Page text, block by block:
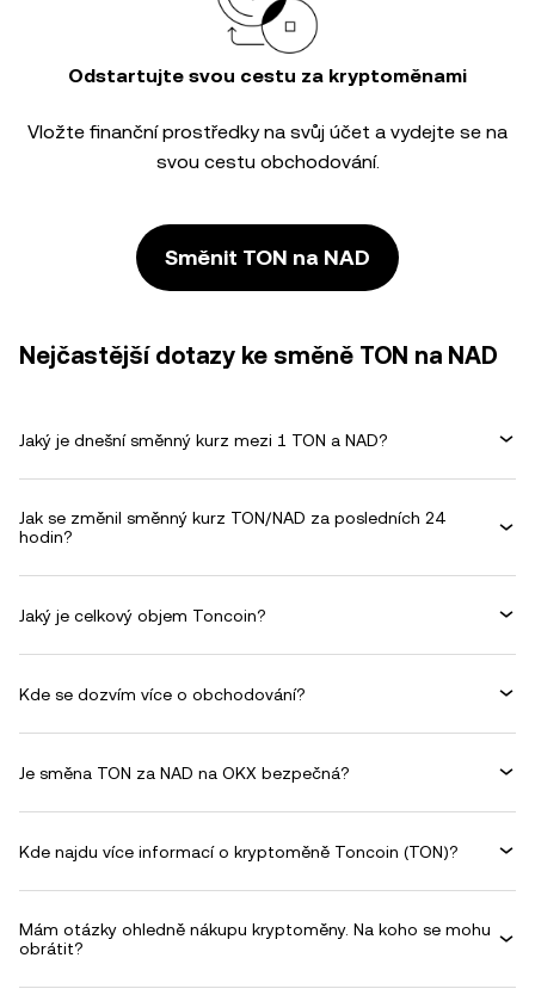
Odstartujte svou cestu za kryptoměnami
Vložte finanční prostředky na svůj účet a vydejte se na
svou cestu obchodování.
Směnit TON na NAD
Nejčastější dotazy ke směně TON na NAD
Jaký je dnešní směnný kurz mezi 1 TON a NAD?
Jak se změnil směnný kurz TON/NAD za posledních 24
hodin?
Jaký je celkový objem Toncoin?
Kde se dozvím více o obchodování?
Je směna TON za NAD na OKX bezpečná?
Kde najdu více informací o kryptoměně Toncoin (TON)?
Mám otázky ohledně nákupu kryptoměny. Na koho se mohu
obrátit?